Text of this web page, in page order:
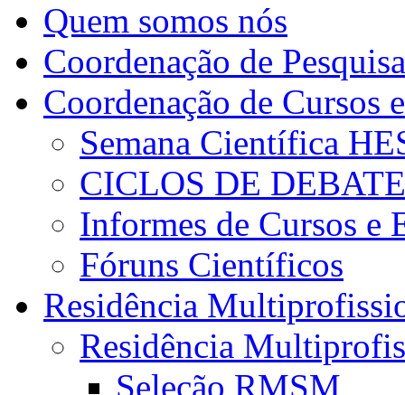
Quem somos nós
Coordenação de Pesquisa
Coordenação de Cursos
Semana Científica
CICLOS DE
Informes de Cursos e
Fóruns Científicos
Residência
Residência
Seleção RMSM